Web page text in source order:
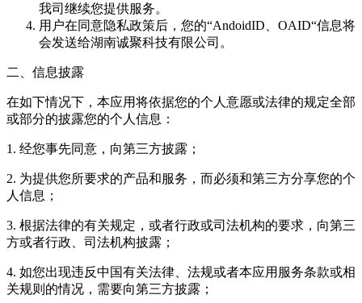
我司继续您提供服务。
用户在同意隐私政策后，您的“AndoidID、OAID“信息将
会发送给湖南诚聚科技有限公司。
二、信息披露
在如下情况下，本应用将依据您的个人意愿或法律的规定全部
或部分的披露您的个人信息：
1. 经您事先同意，向第三方披露；
2. 为提供您所要求的产品和服务，而必须和第三方分享您的个
人信息；
3. 根据法律的有关规定，或者行政或司法机构的要求，向第三
方或者行政、司法机构披露；
4. 如您出现违反中国有关法律、法规或者本应用服务条款或相
关规则的情况，需要向第三方披露；